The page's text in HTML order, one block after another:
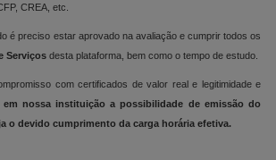
CREA, etc.
é preciso estar aprovado na avaliação e cumprir todos os
Serviços desta plataforma, bem como o tempo de estudo.
com certificados de valor real e legitimidade e
nossa instituição a possibilidade de emissão do
o devido cumprimento da carga horária efetiva.